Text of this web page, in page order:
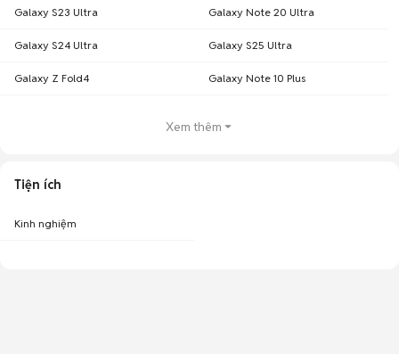
Galaxy S23 Ultra Galaxy Note 20 Ultra
Galaxy S24 Ultra Galaxy S25 Ultra
Galaxy Z Fold4 Galaxy Note 10 Plus
Xem thêm
Tiện ích
Kinh nghiệm